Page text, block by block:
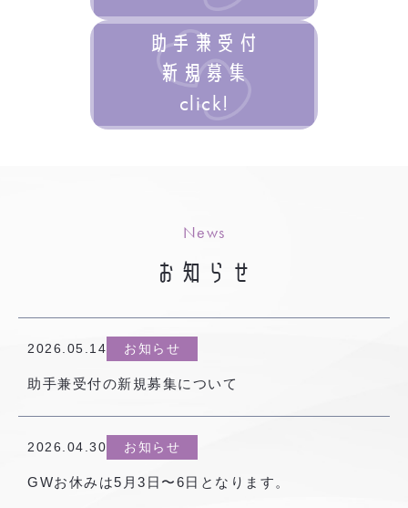
助手兼受付
新規募集
click!
News
お知らせ
2026.05.14 お知らせ
助手兼受付の新規募集について
2026.04.30 お知らせ
GWお休みは5月3日〜6日となります。